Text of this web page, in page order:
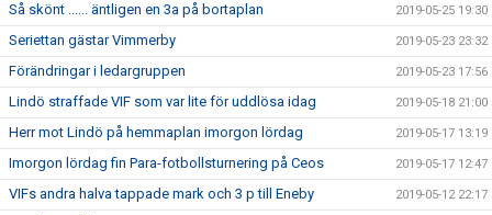
Så skönt ...... äntligen en 3a på bortaplan 2019-05-25 19:30
Seriettan gästar Vimmerby 2019-05-23 23:32
Förändringar i ledargruppen 2019-05-23 17:56
Lindö straffade VIF som var lite för uddlösa idag 2019-05-18 21:00
Herr mot Lindö på hemmaplan imorgon lördag 2019-05-17 13:19
Imorgon lördag fin Para-fotbollsturnering på Ceos 2019-05-17 12:47
VIFs andra halva tappade mark och 3 p till Eneby 2019-05-12 22:17